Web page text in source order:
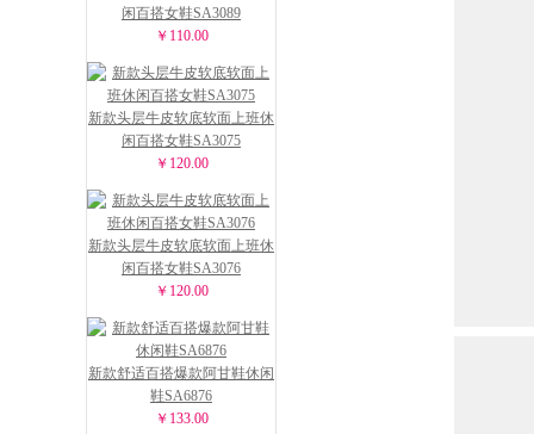
闲百搭女鞋SA3089
￥110.00
新款头层牛皮软底软面上班休
闲百搭女鞋SA3075
￥120.00
新款头层牛皮软底软面上班休
闲百搭女鞋SA3076
￥120.00
新款舒适百搭爆款阿甘鞋休闲
鞋SA6876
￥133.00